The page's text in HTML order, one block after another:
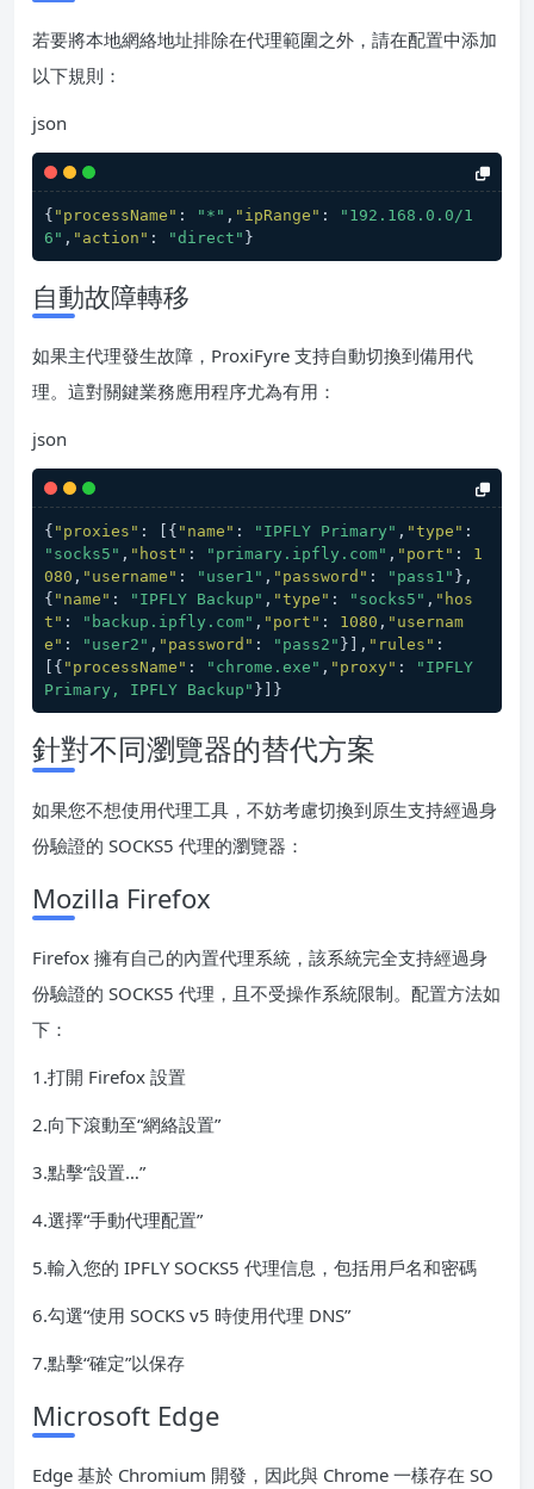
若要將本地網絡地址排除在代理範圍之外，請在配置中添加
以下規則：
json
{ "processName" : "*" , "ipRange" :
"192.168.0.0/1
6" , "action" : "direct" }
自動故障轉移
如果主代理發生故障，ProxiFyre 支持自動切換到備用代
理。這對關鍵業務應用程序尤為有用：
json
{ "proxies" : { "name" : "IPFLY Primary" , "type" :
"socks5" , "host" : "primary.ipfly.com" , "port" :
1
080 , "username" : "user1" , "password" : "pass1" } ,
{ "name" : "IPFLY Backup" , "type" : "socks5" , "hos
t" : "backup.ipfly.com" , "port" : 1080 , "usernam
e" : "user2" , "password" : "pass2" } , "rules" :
{ "processName" : "chrome.exe" , "proxy" :
"IPFLY
Primary, IPFLY Backup" } }
針對不同瀏覽器的替代方案
如果您不想使用代理工具，不妨考慮切換到原生支持經過身
份驗證的 SOCKS5 代理的瀏覽器：
Mozilla Firefox
Firefox 擁有自己的內置代理系統，該系統完全支持經過身
份驗證的 SOCKS5 代理，且不受操作系統限制。配置方法如
下：
1.打開 Firefox 設置
2.向下滾動至“網絡設置”
3.點擊“設置…”
4.選擇“手動代理配置”
5.輸入您的 IPFLY SOCKS5 代理信息，包括用戶名和密碼
6.勾選“使用 SOCKS v5 時使用代理 DNS”
7.點擊“確定”以保存
Microsoft Edge
Edge 基於 Chromium 開發，因此與 Chrome 一樣存在 SO